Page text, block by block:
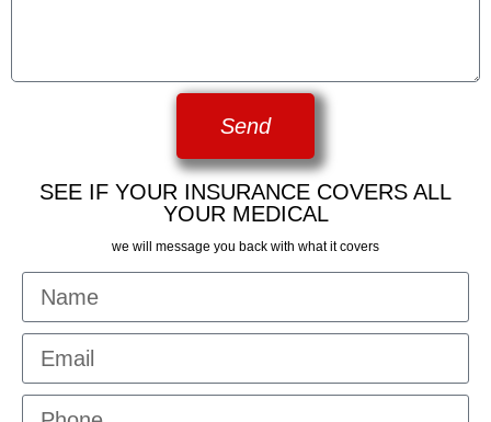
Send
SEE IF YOUR INSURANCE COVERS ALL
YOUR MEDICAL
we will message you back with what it covers